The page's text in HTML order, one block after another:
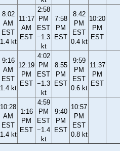
8:02
AM
EST
1.4 kt
11:17
AM
EST
2:58
PM
EST
−1.3
kt
7:58
PM
EST
8:42
PM
EST
0.4 kt
10:20
PM
EST
9:16
AM
EST
1.4 kt
12:19
PM
EST
4:02
PM
EST
−1.3
kt
8:55
PM
EST
9:59
PM
EST
0.6 kt
11:37
PM
EST
10:28
AM
EST
1.4 kt
1:16
PM
EST
4:59
PM
EST
−1.4
kt
9:40
PM
EST
10:57
PM
EST
0.8 kt